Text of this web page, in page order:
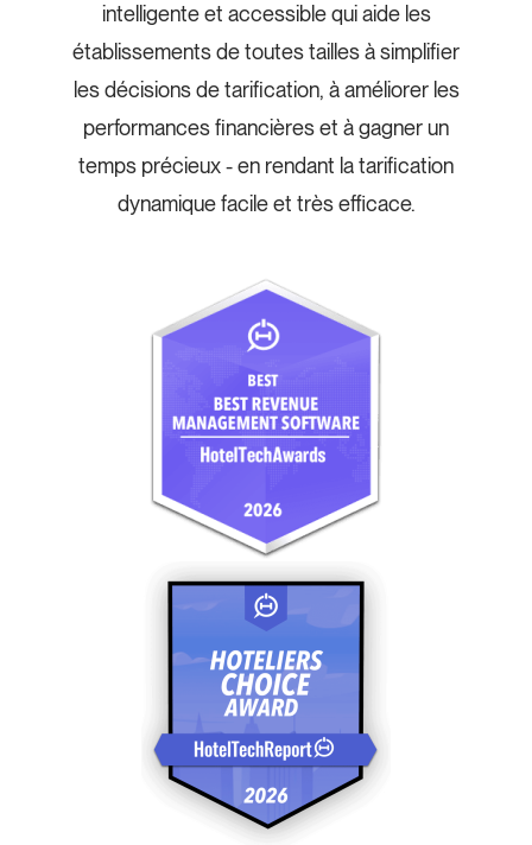
intelligente et accessible qui aide les
établissements de toutes tailles à simplifier
les décisions de tarification, à améliorer les
performances financières et à gagner un
temps précieux - en rendant la tarification
dynamique facile et très efficace.